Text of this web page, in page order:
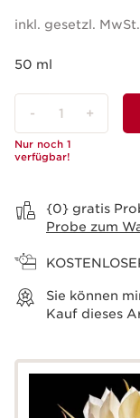
inkl. gesetzl.
50 ml
- 1 +
Nur noch 1
verfügbar!
{0} gratis
Probe zum
Sie können
Kauf dieses